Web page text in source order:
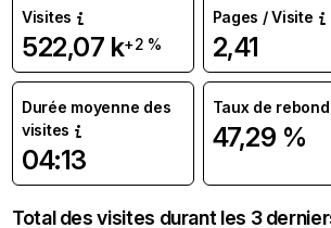
Visites
522,07 k+2 %
Pages / Visite
2,41
Durée moyenne des
visites
04:13
Taux de rebond
47,29 %
Total des visites durant les 3